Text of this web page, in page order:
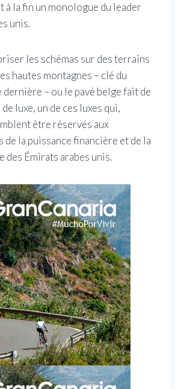
à la fin un monologue du leader
unis.
les schémas sur des terrains
hautes montagnes – clé du
dernière – ou le pavé belge fait de
luxe, un de ces luxes qui,
être réservés aux
la puissance financière et de la
Émirats arabes unis.